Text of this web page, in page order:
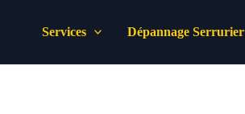
Services Dépannage Serrurier